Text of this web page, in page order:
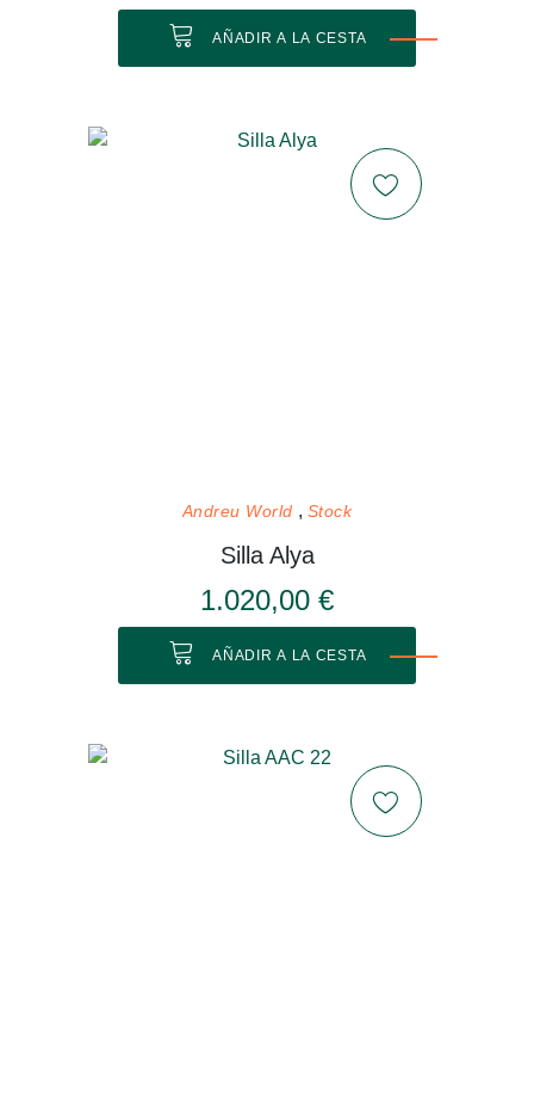
AÑADIR A LA CESTA
Andreu World Stock
Silla Alya
1.020,00 €
AÑADIR A LA CESTA